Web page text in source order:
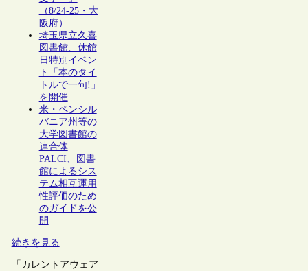
（8/24-25・大
阪府）
埼玉県立久喜
図書館、休館
日特別イベン
ト「本のタイ
トルで一句!」
を開催
米・ペンシル
バニア州等の
大学図書館の
連合体
PALCI、図書
館によるシス
テム相互運用
性評価のため
のガイドを公
開
続きを見る
「カレントアウェア